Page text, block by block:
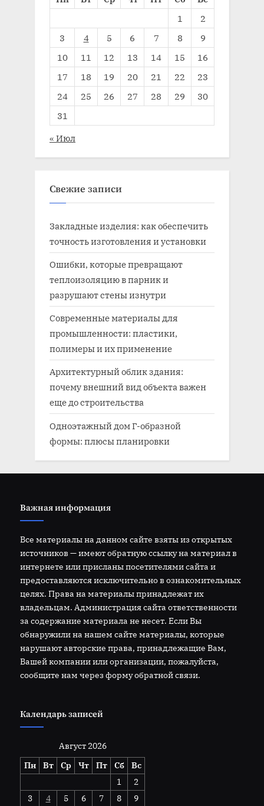
1
2
3
4 5 6 7 8
9
10
11 12 13 14 15
16
17
18 19 20 21 22
23
24
25 26 27 28 29
30
31
« Июл
Свежие записи
Закладные изделия: как обеспечить
точность изготовления и установки
Ошибки, которые превращают
теплоизоляцию в парник и
разрушают стены изнутри
Современные материалы для
промышленности: пластики,
полимеры и их применение
Архитектурный облик здания:
почему внешний вид объекта важен
еще до строительства
Одноэтажный дом Г-образной
формы: плюсы планировки
Важная информация
Все материалы на данном сайте взяты из открытых
источников — имеют обратную ссылку на материал в
интернете или присланы посетителями сайта и
предоставляются исключительно в ознакомительных
целях. Права на материалы принадлежат их
владельцам. Администрация сайта ответственности
за содержание материала не несет. Если Вы
обнаружили на нашем сайте материалы, которые
нарушают авторские права, принадлежащие Вам,
Вашей компании или организации, пожалуйста,
сообщите нам через форму обратной связи.
Календарь записей
Август 2026
Пн
Вт Ср Чт Пт Сб
Вс
1
2
3
4 5 6 7 8 9